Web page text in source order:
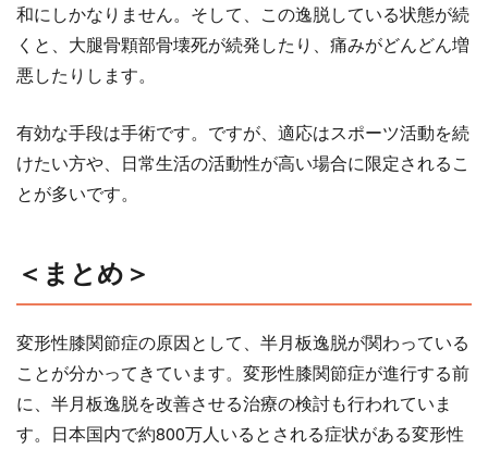
和にしかなりません。そして、この逸脱している状態が続
くと、大腿骨顆部骨壊死が続発したり、痛みがどんどん増
悪したりします。
有効な手段は手術です。ですが、適応はスポーツ活動を続
けたい方や、日常生活の活動性が高い場合に限定されるこ
とが多いです。
＜まとめ＞
変形性膝関節症の原因として、半月板逸脱が関わっている
ことが分かってきています。変形性膝関節症が進行する前
に、半月板逸脱を改善させる治療の検討も行われていま
す。日本国内で約800万人いるとされる症状がある変形性